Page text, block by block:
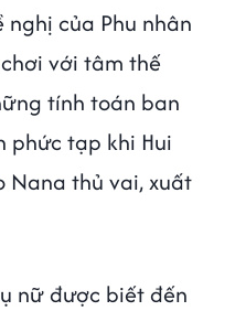
của Phu nhân
với tâm thế
tính toán ban
phức tạp khi Hui
Nana thủ vai, xuất
nữ được biết đến